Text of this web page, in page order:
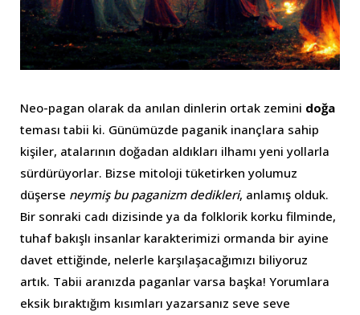
Neo-pagan olarak da anılan dinlerin ortak zemini doğa
teması tabii ki. Günümüzde paganik inançlara sahip
kişiler, atalarının doğadan aldıkları ilhamı yeni yollarla
sürdürüyorlar. Bizse mitoloji tüketirken yolumuz
düşerse neymiş bu paganizm dedikleri, anlamış olduk.
Bir sonraki cadı dizisinde ya da folklorik korku filminde,
tuhaf bakışlı insanlar karakterimizi ormanda bir ayine
davet ettiğinde, nelerle karşılaşacağımızı biliyoruz
artık. Tabii aranızda paganlar varsa başka! Yorumlara
eksik bıraktığım kısımları yazarsanız seve seve